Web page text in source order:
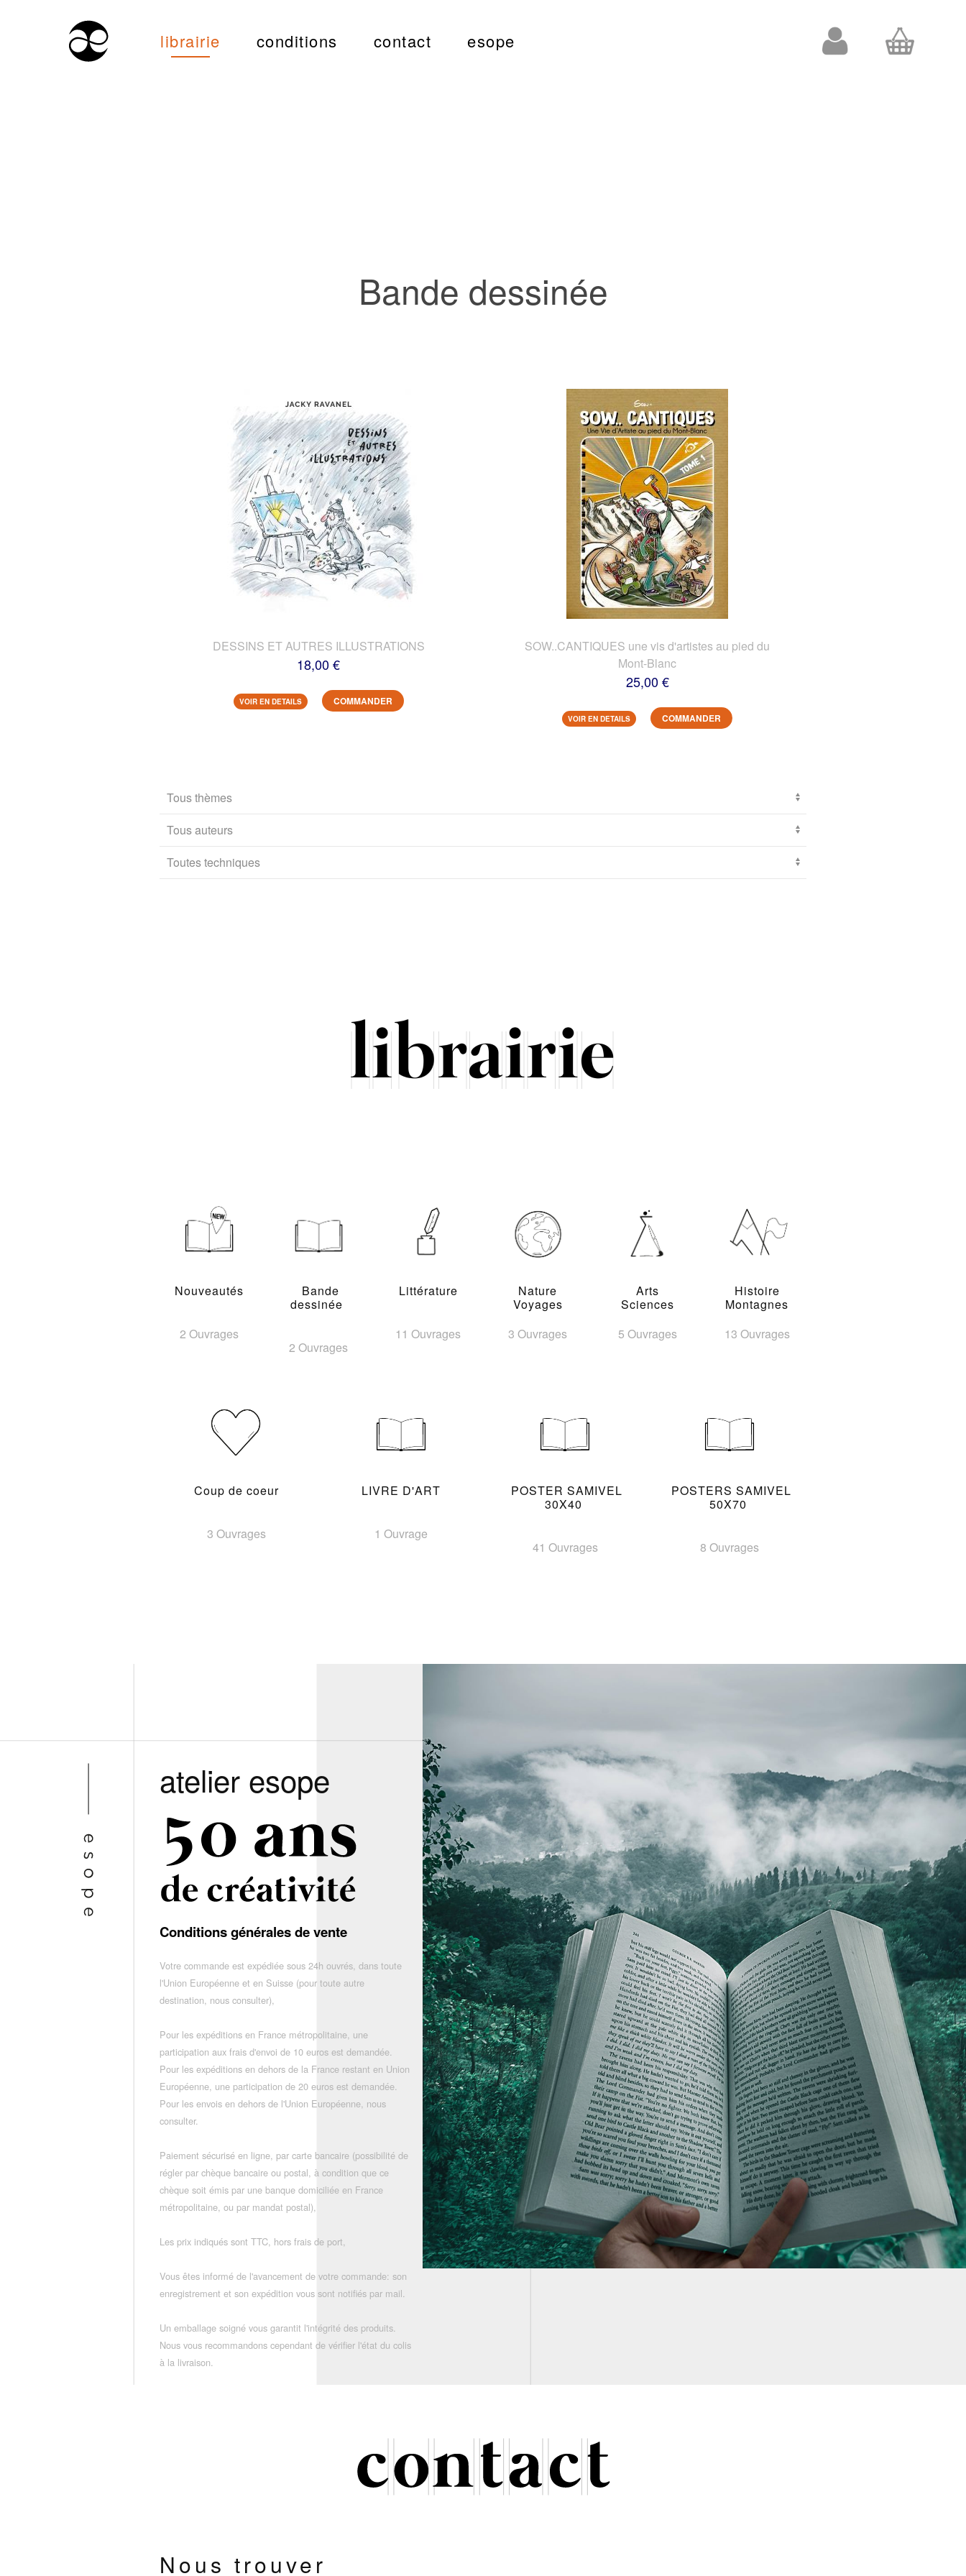
librairie conditions contact esope
Bande dessinée
DESSINS ET AUTRES ILLUSTRATIONS
18,00 €
VOIR EN DETAILS COMMANDER
SOW..CANTIQUES une vis d'artistes au pied du
Mont-Blanc
25,00 €
VOIR EN DETAILS COMMANDER
Nouveautés
2 Ouvrages
Bande
dessinée
2 Ouvrages
Littérature
11 Ouvrages
Nature
Voyages
3 Ouvrages
Arts
Sciences
5 Ouvrages
Histoire
Montagnes
13 Ouvrages
Coup de coeur
3 Ouvrages
LIVRE D'ART
1 Ouvrage
POSTER SAMIVEL
30X40
41 Ouvrages
POSTERS SAMIVEL
50X70
8 Ouvrages
atelier esope
Conditions générales de vente
Votre commande est expédiée sous 24h ouvrés, dans toute
l'Union Européenne et en Suisse (pour toute autre
destination, nous consulter),
Pour les expéditions en France métropolitaine, une
participation aux frais d'envoi de 10 euros est demandée.
Pour les expéditions en dehors de la France restant en Union
Européenne, une participation de 20 euros est demandée.
Pour les envois en dehors de l'Union Européenne, nous
consulter.
Paiement sécurisé en ligne, par carte bancaire (possibilité de
régler par chèque bancaire ou postal, à condition que ce
chèque soit émis par une banque domiciliée en France
métropolitaine, ou par mandat postal),
Les prix indiqués sont TTC, hors frais de port,
Vous êtes informé de l'avancement de votre commande: son
enregistrement et son expédition vous sont notifiés par mail.
Un emballage soigné vous garantit l'intégrité des produits.
Nous vous recommandons cependant de vérifier l'état du colis
à la livraison.
Nous trouver